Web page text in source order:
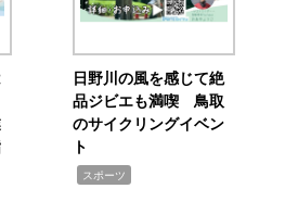
日野川の風を感じて絶
品ジビエも満喫 鳥取
のサイクリングイベン
ト
スポーツ